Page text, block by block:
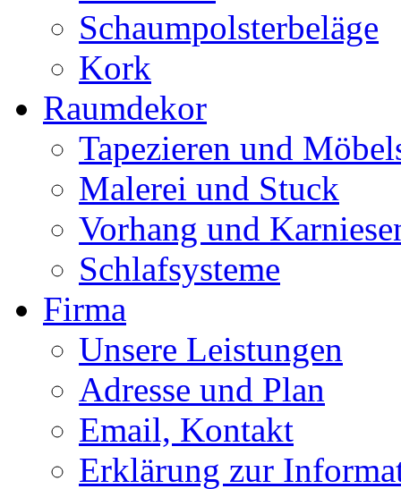
Schaumpolsterbeläge
Kork
Raumdekor
Tapezieren und
Malerei und Stuck
Vorhang und
Schlafsysteme
Firma
Unsere Leistungen
Adresse und Plan
Email, Kontakt
Erklärung zur